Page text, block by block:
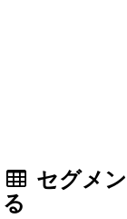
セグメ
る